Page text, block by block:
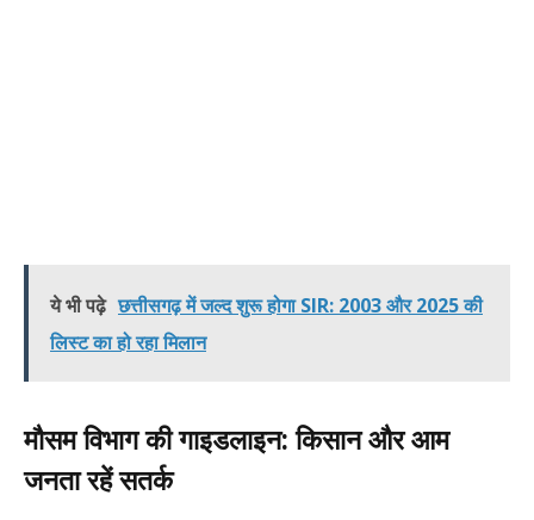
ये भी पढ़े छत्तीसगढ़ में जल्द शुरू होगा SIR: 2003 और 2025 की
लिस्ट का हो रहा मिलान
मौसम विभाग की गाइडलाइन: किसान और आम
जनता रहें सतर्क